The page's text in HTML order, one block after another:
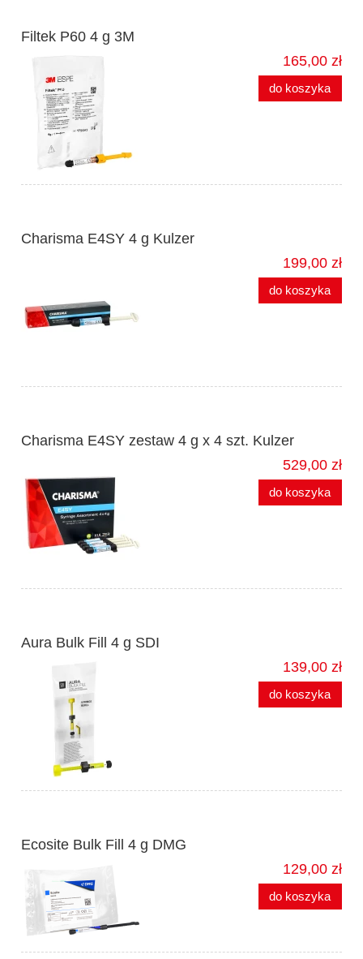
Filtek P60 4 g 3M
165,00 zł
do koszyka
Charisma E4SY 4 g Kulzer
199,00 zł
do koszyka
Charisma E4SY zestaw 4 g x 4 szt. Kulzer
529,00 zł
do koszyka
Aura Bulk Fill 4 g SDI
139,00 zł
do koszyka
Ecosite Bulk Fill 4 g DMG
129,00 zł
do koszyka